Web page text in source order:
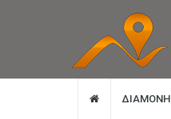
ΔΙΑΜΟΝΉ